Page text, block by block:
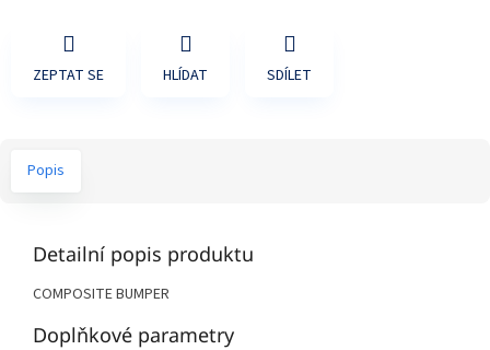
ZEPTAT SE HLÍDAT SDÍLET
Popis
Detailní popis produktu
COMPOSITE BUMPER
Doplňkové parametry